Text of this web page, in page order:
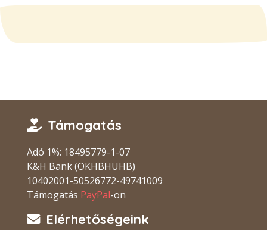
Támogatás
Adó 1%: 18495779-1-07
K&H Bank (OKHBHUHB)
10402001-50526772-49741009
Támogatás PayPal-on
Elérhetőségeink